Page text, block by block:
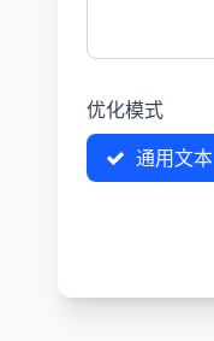
优化模式
通用文本